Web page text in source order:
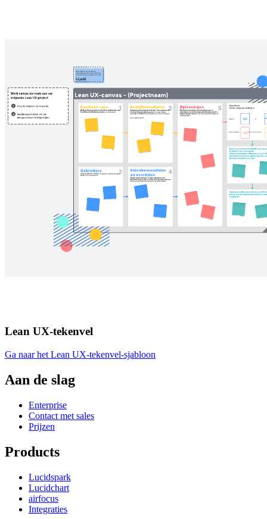
Lean UX-tekenvel
Ga naar het Lean UX-tekenvel-sjabloon
Aan de slag
Enterprise
Contact met sales
Prijzen
Products
Lucidspark
Lucidchart
airfocus
Integraties